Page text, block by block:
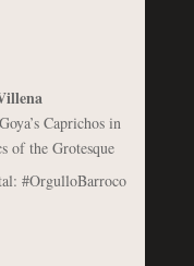
Caprichos in
of the Grotesque
#OrgulloBarroco